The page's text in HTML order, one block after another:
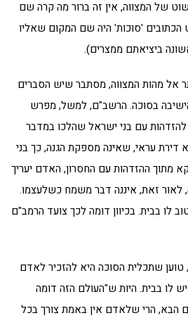
של המצווה, אין זה ברור מה קרה שם
'סוכות' היה שם המקום שאליו
ביציאתם ממצרים).
אל מהות המצווה, מסתבר שיש הסברים
בסוכה. הרשב"ם, למשל, מפרש
עם בני ישראל שהלכו במדבר
דירת עראי, שאינה מספקת הגנה, כך בני
מתוך ההזדהות עם החסרון, האדם יעריך
לאור זאת, איננה דבר משמח כשלעצמו.
לו בבית. בכיוון דומה לכך צועד הרמב"ם
שתכלית הסוכה היא להזכיר לאדם
לו בבית. היות ש"העולם הזה דומה
הבא, הרי שלאדם אין באמת צורך בכל